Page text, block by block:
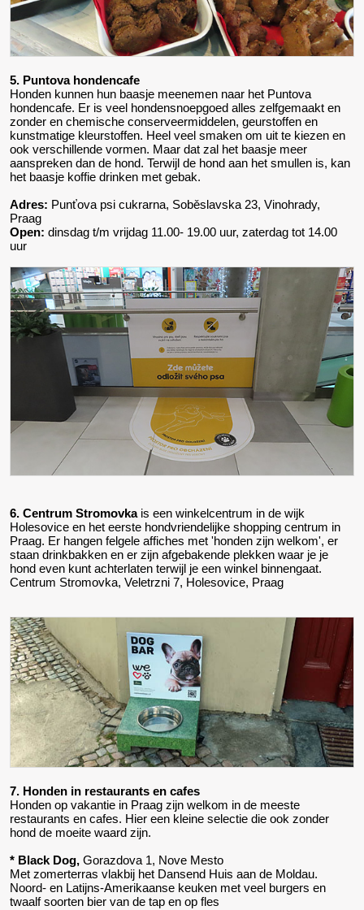
5. Puntova hondencafe
Honden kunnen hun baasje meenemen naar het Puntova
hondencafe. Er is veel hondensnoepgoed alles zelfgemaakt en
zonder en chemische conserveermiddelen, geurstoffen en
kunstmatige kleurstoffen. Heel veel smaken om uit te kiezen en
ook verschillende vormen. Maar dat zal het baasje meer
aanspreken dan de hond. Terwijl de hond aan het smullen is, kan
het baasje koffie drinken met gebak.
Adres: Punťova psi cukrarna, Soběslavska 23, Vinohrady,
Praag
Open: dinsdag t/m vrijdag 11.00- 19.00 uur, zaterdag tot 14.00
uur
6. Centrum Stromovkais een winkelcentrum in de wijk
Holesovice en het eerste hondvriendelijke shopping centrum in
Praag. Er hangen felgele affiches met 'honden zijn welkom', er
staan drinkbakken en er zijn afgebakende plekken waar je je
hond even kunt achterlaten terwijl je een winkel binnengaat.
Centrum Stromovka, Veletrzni 7, Holesovice, Praag
7. Honden in restaurants en cafes
Honden op vakantie in Praag zijn welkom in de meeste
restaurants en cafes. Hier een kleine selectie die ook zonder
hond de moeite waard zijn.
* Black Dog, Gorazdova 1, Nove Mesto
Met zomerterras vlakbij het Dansend Huis aan de Moldau.
Noord- en Latijns-Amerikaanse keuken met veel burgers en
twaalf soorten bier van de tap en op fles